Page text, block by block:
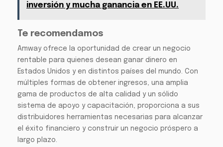
inversión y mucha ganancia en EE.UU.
Te recomendamos
Amway ofrece la oportunidad de crear un negocio
rentable para quienes desean ganar dinero en
Estados Unidos y en distintos países del mundo. Con
múltiples formas de obtener ingresos, una amplia
gama de productos de alta calidad y un sólido
sistema de apoyo y capacitación, proporciona a sus
distribuidores herramientas necesarias para alcanzar
el éxito financiero y construir un negocio próspero a
largo plazo.